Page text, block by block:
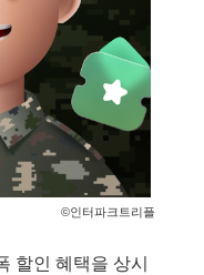
©인터파크트리플
할인 혜택을 상시